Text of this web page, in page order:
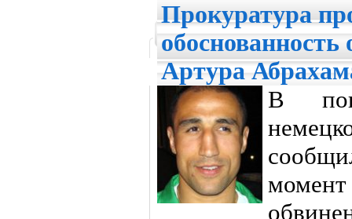
Прокуратура
обоснованность
Артура
В